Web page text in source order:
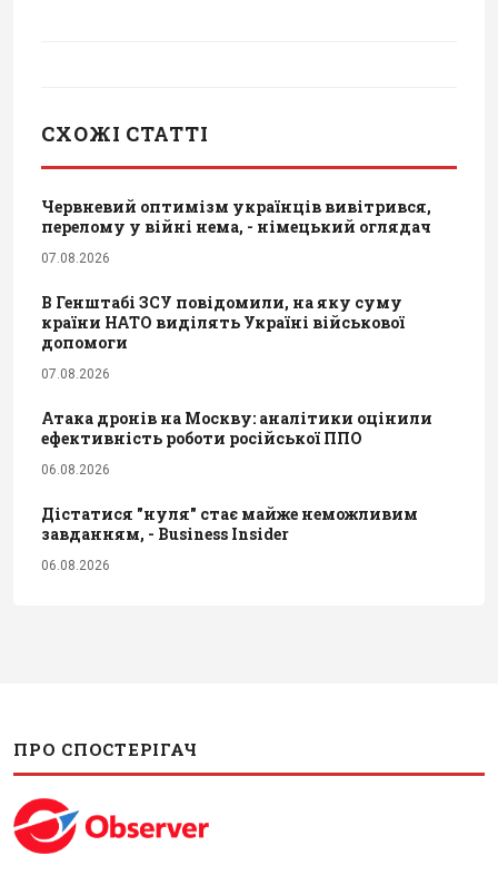
СХОЖІ СТАТТІ
Червневий оптимізм українців вивітрився,
перелому у війні нема, - німецький оглядач
07.08.2026
В Генштабі ЗСУ повідомили, на яку суму
країни НАТО виділять Україні військової
допомоги
07.08.2026
Атака дронів на Москву: аналітики оцінили
ефективність роботи російської ППО
06.08.2026
Дістатися "нуля" стає майже неможливим
завданням, - Business Insider
06.08.2026
ПРО СПОСТЕРІГАЧ